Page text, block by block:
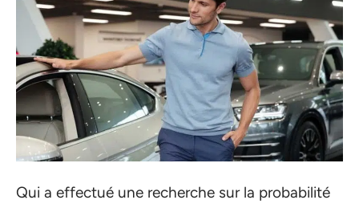
Qui a effectué une recherche sur la probabilité